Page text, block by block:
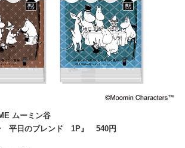
ムーミン谷
平日のブレンド 1P』 540円